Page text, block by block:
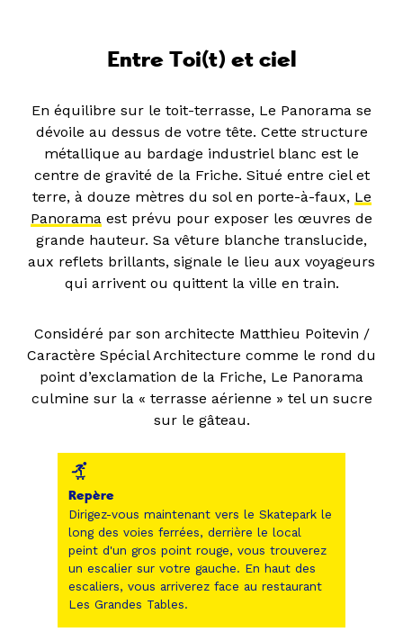
Entre Toi(t) et ciel
En équilibre sur le toit-terrasse, Le Panorama se
dévoile au dessus de votre tête. Cette structure
métallique au bardage industriel blanc est le
centre de gravité de la Friche. Situé entre ciel et
terre, à douze mètres du sol en porte-à-faux, Le
Panorama est prévu pour exposer les œuvres de
grande hauteur. Sa vêture blanche translucide,
aux reflets brillants, signale le lieu aux voyageurs
qui arrivent ou quittent la ville en train.
Considéré par son architecte Matthieu Poitevin /
Caractère Spécial Architecture comme le rond du
point d’exclamation de la Friche, Le Panorama
culmine sur la « terrasse aérienne » tel un sucre
sur le gâteau.
Repère
Dirigez-vous maintenant vers le Skatepark le
long des voies ferrées, derrière le local
peint d'un gros point rouge, vous trouverez
un escalier sur votre gauche. En haut des
escaliers, vous arriverez face au restaurant
Les Grandes Tables.